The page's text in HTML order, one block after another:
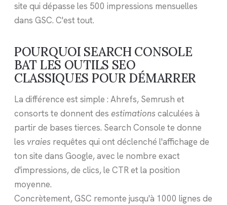
site qui dépasse les 500 impressions mensuelles
dans GSC. C'est tout.
POURQUOI SEARCH CONSOLE
BAT LES OUTILS SEO
CLASSIQUES POUR DÉMARRER
La différence est simple : Ahrefs, Semrush et
consorts te donnent des estimations calculées à
partir de bases tierces. Search Console te donne
les vraies requêtes qui ont déclenché l'affichage de
ton site dans Google, avec le nombre exact
d'impressions, de clics, le CTR et la position
moyenne.
Concrètement, GSC remonte jusqu'à 1000 lignes de